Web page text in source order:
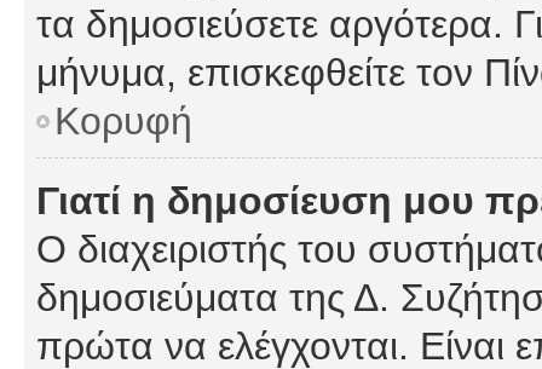
τα δημοσιεύσετε αργότερα.
μήνυμα, επισκεφθείτε τον
Κορυφή
Γιατί η δημοσίευση μου
Ο διαχειριστής του
δημοσιεύματα της Δ.
πρώτα να ελέγχονται. Είναι